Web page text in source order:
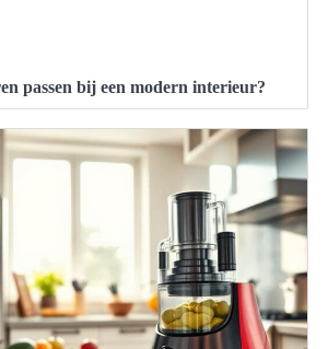
passen bij een modern interieur?